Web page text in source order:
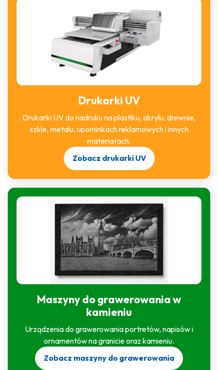
Drukarki UV
Drukarki UV do nadruku na plastiku, akrylu, drewnie,
szkle, metalu, upominkach reklamowych i innych
materiałach.
Zobacz drukarki UV
Maszyny do grawerowania w
kamieniu
Urządzenia do grawerowania portretów, napisów i
ornamentów na granicie oraz kamieniu.
Zobacz maszyny do grawerowania